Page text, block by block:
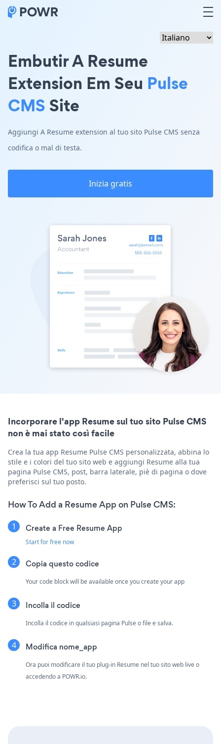
Embutir A Resume
Extension Em Seu Pulse
CMSSite
Aggiungi A Resume extension al tuo sito Pulse CMS senza
codifica o mal di testa.
Inizia gratis
Incorporare l'app Resume sul tuo sito Pulse CMS
non è mai stato così facile
Crea la tua app Resume Pulse CMS personalizzata, abbina lo
stile e i colori del tuo sito web e aggiungi Resume alla tua
pagina Pulse CMS, post, barra laterale, piè di pagina o dove
preferisci sul tuo posto.
How To Add a Resume App on Pulse CMS:
Create a Free Resume App
Start for free now
Copia questo codice
Your code block will be available once you create your app
Incolla il codice
Incolla il codice in qualsiasi pagina Pulse o file e salva.
Modifica nome_app
Ora puoi modificare il tuo plug-in Resume nel tuo sito web live o
accedendo a POWR.io.